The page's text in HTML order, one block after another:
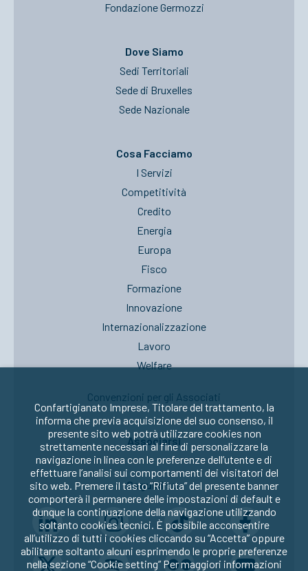
Fondazione Germozzi
Dove Siamo
Sedi Territoriali
Sede di Bruxelles
Sede Nazionale
Cosa Facciamo
I Servizi
Competitività
Credito
Energia
Europa
Fisco
Formazione
Innovazione
Internazionalizzazione
Lavoro
Welfare
Convenzioni per gli Associati
Associarsi
Seguici su:
Confartigianato Imprese, Titolare del trattamento, la
informa che previa acquisizione del suo consenso, il
presente sito web potrà utilizzare cookies non
strettamente necessari al fine di personalizzare la
navigazione in linea con le preferenze dell’utente e di
effettuare l’analisi sui comportamenti dei visitatori del
sito web. Premere il tasto “Rifiuta” del presente banner
comporterà il permanere delle impostazioni di default e
dunque la continuazione della navigazione utilizzando
soltanto cookies tecnici. È possibile acconsentire
all’utilizzo di tutti i cookies cliccando su “Accetta” oppure
abilitarne soltanto alcuni esprimendo le proprie preferenze
nella sezione “Cookie setting” Per maggiori informazioni